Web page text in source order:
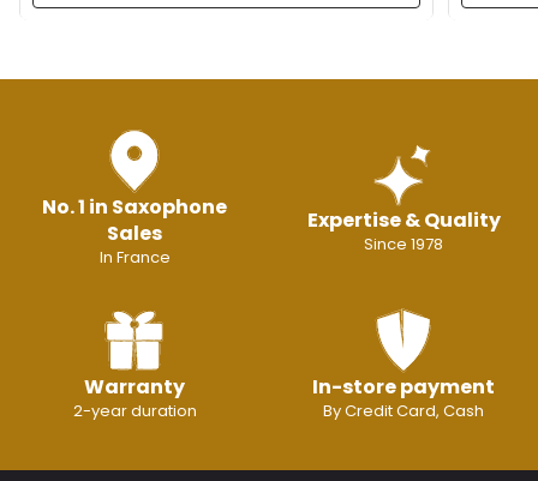
No. 1 in Saxophone
Sales
In France
Expertise & Quality
Since 1978
Warranty
2-year duration
In-store payment
By Credit Card, Cash